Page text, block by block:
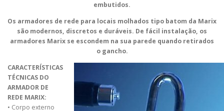
embutidos.
Os armadores de rede para locais molhados tipo batom da Marix
são modernos, discretos e duráveis. De fácil instalação, os
armadores Marix se escondem na sua parede quando retirados
o gancho.
CARACTERÍSTICAS
TÉCNICAS DO
ARMADOR DE
REDE MARIX:
• Corpo externo